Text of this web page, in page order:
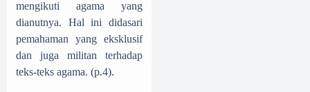
mengikuti agama yang
dianutnya. Hal ini didasari
pemahaman yang eksklusif
dan juga militan terhadap
teks-teks agama. (p.4).